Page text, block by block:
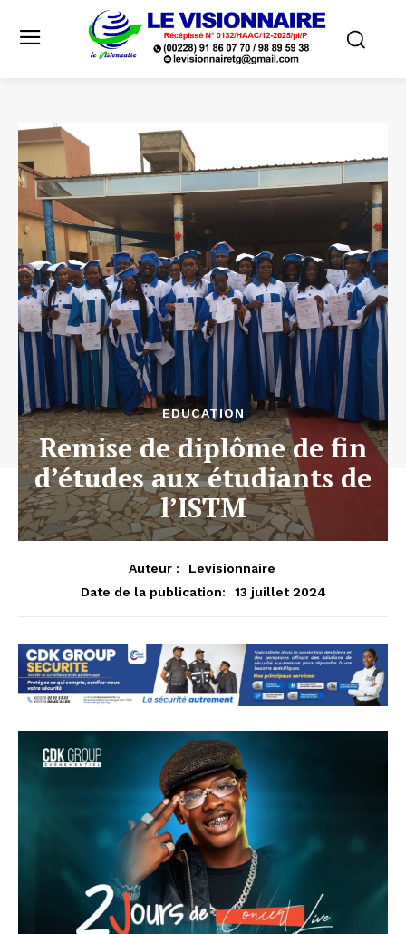
EDUCATION
Remise de diplôme de fin
d’études aux étudiants de
l’ISTM
Auteur :
Levisionnaire
Date de la publication:
13 juillet 2024